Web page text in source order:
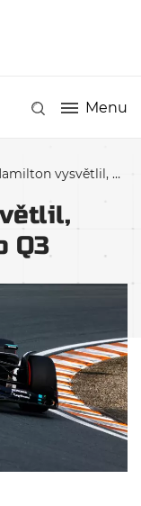
Menu
vysvětlil, proč nepostoupil do Q3
Q3